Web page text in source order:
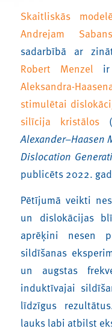
Skaitliskās
Andrejam
sadarbībā ar
Robert Menzel ir
Aleksandra-
stimulētai
silīcija kristālos
Alexander–Haasen
Dislocation
publicēts 2022.
Pētījumā veikti
un dislokācijas
aprēķini nesen
sildīšanas
un augstas
induktīvajai
līdzīgus
lauks labi atbilst